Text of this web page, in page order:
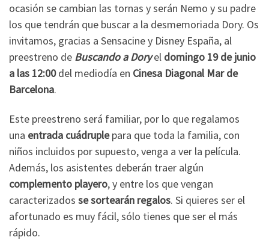
ocasión se cambian las tornas y serán Nemo y su padre
los que tendrán que buscar a la desmemoriada Dory. Os
invitamos, gracias a Sensacine y Disney España, al
preestreno de Buscando a Doryel domingo 19 de junio
a las 12:00del mediodía en Cinesa Diagonal Mar de
Barcelona.
Este preestreno será familiar, por lo que regalamos
una entrada cuádruplepara que toda la familia, con
niños incluidos por supuesto, venga a ver la película.
Además, los asistentes deberán traer algún
complemento playero, y entre los que vengan
caracterizados se sortearán regalos. Si quieres ser el
afortunado es muy fácil, sólo tienes que ser el más
rápido.